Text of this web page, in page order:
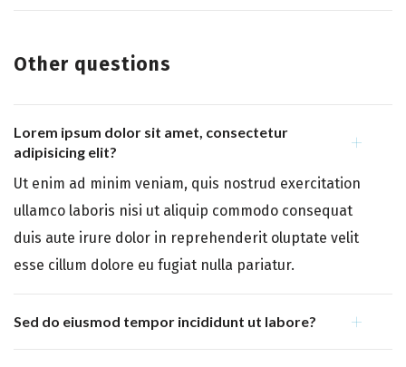
Other questions
Lorem ipsum dolor sit amet, consectetur
adipisicing elit?
Ut enim ad minim veniam, quis nostrud exercitation
ullamco laboris nisi ut aliquip commodo consequat
duis aute irure dolor in reprehenderit oluptate velit
esse cillum dolore eu fugiat nulla pariatur.
Sed do eiusmod tempor incididunt ut labore?